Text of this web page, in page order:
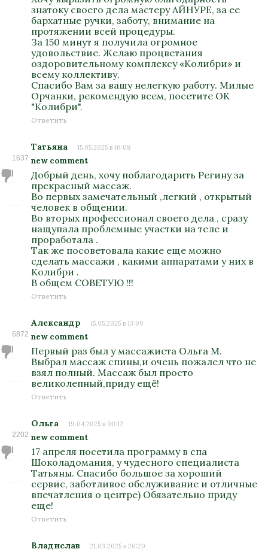
знатоку своего дела мастеру АЙНУРЕ, за ее
бархатные ручки, заботу, внимание на
протяжении всей процедуры.
За 150 минут я получила огромное
удовольствие. Желаю процветания
оздоровительному комплексу «Колибри» и
всему коллективу.
Спасибо Вам за вашу нелегкую работу. Милые
Орчанки, рекомендую всем, посетите ОК
"Колибри".
Ответить
1637
Татьяна 15.05.2025 в 16:08
new comment
Добрый день, хочу поблагодарить Регину за
прекрасный массаж.
Во первых замечательный ,легкий , открытый
человек в общении.
Во вторых профессионал своего дела , сразу
нащупала проблемные участки на теле и
проработала .
Так же посоветовала какие еще можно
сделать массажи , какими аппаратами у них в
Колибри .
В общем СОВЕТУЮ !!!
Ответить
6872
Александр 15.05.2025 в 13:09
new comment
Первый раз был у массажиста Ольга М.
Выбрал массаж спины,и очень пожалел что не
взял полный. Массаж был просто
великолепный,приду ещё!
Ответить
2202
Ольга 19.04.2025 в 00:12
new comment
17 апреля посетила программу в спа
Шоколадомания, у чудесного специалиста
Татьяны. Спасибо большое за хороший
сервис, заботливое обслуживание и отличные
впечатления о центре) Обязательно приду
еще!
Ответить
Владислав 21.03.2025 в 20:20